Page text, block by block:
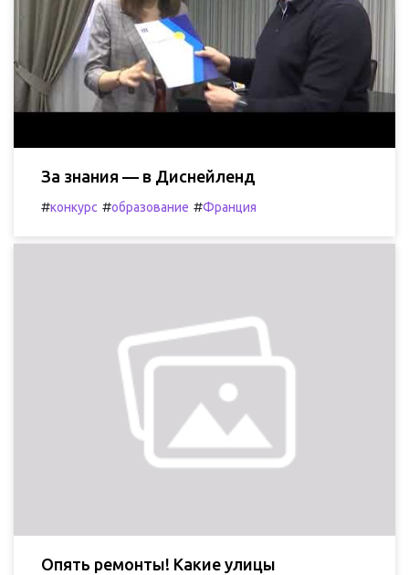
За знания — в Диснейленд
#конкурс #образование #Франция
Опять ремонты! Какие улицы